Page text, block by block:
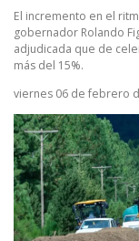
El incremento en el
gobernador Rolando
adjudicada que de
más del 15%.
viernes 06 de febrero